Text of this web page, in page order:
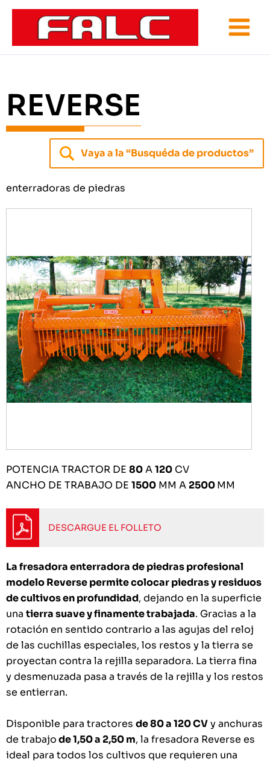
contenido
REVERSE
Vaya a la “Busquéda de productos”
enterradoras de piedras
POTENCIA TRACTOR DE 80A120 CV
ANCHO DE TRABAJO DE 1500 MM A2500MM
DESCARGUE EL FOLLETO
La fresadora enterradora de piedras profesional
modelo Reverse permite colocar piedras y residuos
de cultivos en profundidad, dejando en la superficie
una tierra suave y finamente trabajada. Gracias a la
rotación en sentido contrario a las agujas del reloj
de las cuchillas especiales, los restos y la tierra se
proyectan contra la rejilla separadora. La tierra fina
y desmenuzada pasa a través de la rejilla y los restos
se entierran.
Disponible para tractores de 80 a 120 CVy anchuras
de trabajode 1,50 a 2,50 m, la fresadora Reverse es
ideal para todos los cultivos que requieren una